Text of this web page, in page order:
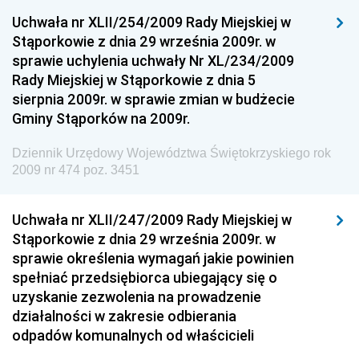
Dziennik Urzędowy Ministra Rozwoju
Dziennik Urzędowy Ministra Infrastruktury i
Budownictwa
Dziennik Urzędowy Ministra Gospodarki Morskiej i
Żeglugi Śródlądowej
Dziennik Urzędowy Ministra Energii
Dziennik Urzędowy Ministra Finansów
Dziennik Urzędowy Ministra Rozwoju i Finansów
Dziennik Urzędowy Wyższego Urzędu Górniczego
Dziennik Urzędowy Prezesa Urzędu Transportu
Kolejowego
Dziennik Urzędowy Ministra Przedsiębiorczości i
Uchwała nr XLII/254/2009 Rady Miejskiej w
Stąporkowie z dnia 29 września 2009r. w
sprawie uchylenia uchwały Nr XL/234/2009
Rady Miejskiej w Stąporkowie z dnia 5
sierpnia 2009r. w sprawie zmian w budżecie
Gminy Stąporków na 2009r.
Dziennik Urzędowy Województwa Świętokrzyskiego rok
2009 nr 474 poz. 3451
Uchwała nr XLII/247/2009 Rady Miejskiej w
Stąporkowie z dnia 29 września 2009r. w
sprawie określenia wymagań jakie powinien
spełniać przedsiębiorca ubiegający się o
uzyskanie zezwolenia na prowadzenie
działalności w zakresie odbierania
odpadów komunalnych od właścicieli